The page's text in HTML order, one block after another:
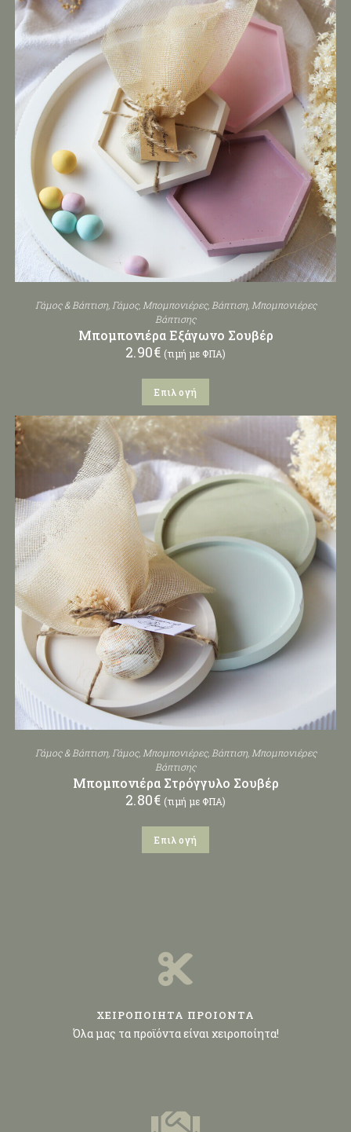
Γάμος & Βάπτιση,Γάμος,Μπομπονιέρες,Βάπτιση,Μπομπονιέρες
Βάπτισης
Μπομπονιέρα Εξάγωνο Σουβέρ
2.90€ (τιμή με ΦΠΑ)
Επιλογή
Γάμος & Βάπτιση, Γάμος, Μπομπονιέρες, Βάπτιση, Μπομπονιέρες
Βάπτισης
Μπομπονιέρα Στρόγγυλο Σουβέρ
2.80€ (τιμή με ΦΠΑ)
Επιλογή
ΧΕΙΡΟΠΟΙΗΤΑ ΠΡΟΙΟΝΤΑ
Όλα μας τα προϊόντα είναι χειροποίητα!